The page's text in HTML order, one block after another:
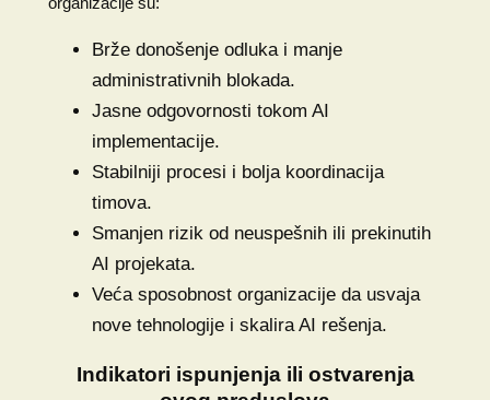
Brže donošenje odluka i manje
administrativnih blokada.
Jasne odgovornosti tokom AI
implementacije.
Stabilniji procesi i bolja koordinacija
timova.
Smanjen rizik od neuspešnih ili prekinutih
AI projekata.
Veća sposobnost organizacije da usvaja
nove tehnologije i skalira AI rešenja.
Indikatori ispunjenja ili ostvarenja